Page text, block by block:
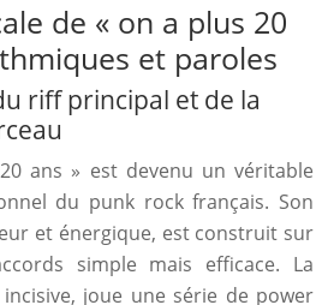
de « on a plus 20
et paroles
riff principal et de la
ans » est devenu un véritable
du punk rock français. Son
et énergique, est construit sur
simple mais efficace. La
joue une série de power